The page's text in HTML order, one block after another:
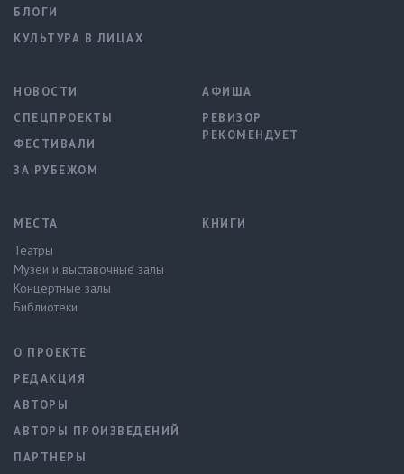
БЛОГИ
КУЛЬТУРА В ЛИЦАХ
НОВОСТИ
СПЕЦПРОЕКТЫ
ФЕСТИВАЛИ
ЗА РУБЕЖОМ
АФИША
РЕВИЗОР
РЕКОМЕНДУЕТ
МЕСТА
Театры
Музеи и выставочные залы
Концертные залы
Библиотеки
КНИГИ
О ПРОЕКТЕ
РЕДАКЦИЯ
АВТОРЫ
АВТОРЫ ПРОИЗВЕДЕНИЙ
ПАРТНЕРЫ